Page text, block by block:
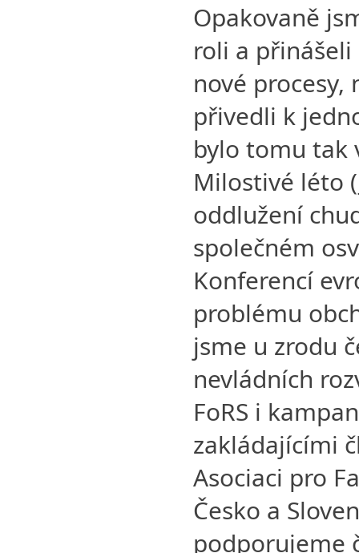
Opakovaně
roli a
nové procesy,
přivedli k
bylo tomu tak
Milostivé léto
oddlužení
společném
Konferencí
problému
jsme u zrodu
nevládních
FoRS i
zakládajícími
Asociaci pro
Česko a
podporujeme